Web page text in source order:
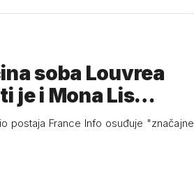
soba Louvrea
je i Mona Lis…
postaja France Info osuđuje "značajne